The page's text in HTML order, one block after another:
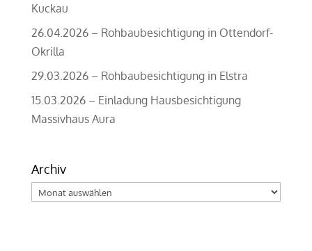
Kuckau
26.04.2026 – Rohbaubesichtigung in Ottendorf-
Okrilla
29.03.2026 – Rohbaubesichtigung in Elstra
15.03.2026 – Einladung Hausbesichtigung
Massivhaus Aura
Archiv
Archiv